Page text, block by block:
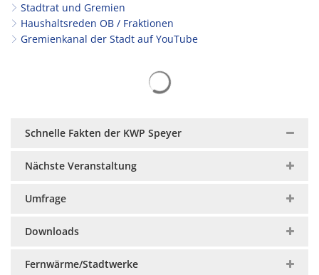
Stadtrat und Gremien
Haushaltsreden OB / Fraktionen
Gremienkanal der Stadt auf YouTube
Schnelle Fakten der KWP Speyer
Nächste Veranstaltung
Umfrage
Downloads
Fernwärme/Stadtwerke